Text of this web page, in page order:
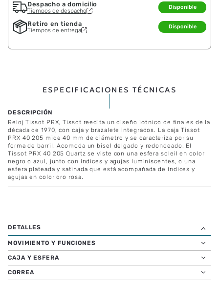
Despacho a domicilio
Tiempos de despacho
Disponible
Retiro en tienda
Tiempos de entrega
Disponible
ESPECIFICACIONES TÉCNICAS
Reloj Tissot PRX, Tissot reedita un diseño icónico de finales de la
década de 1970, con caja y brazalete integrados. La caja Tissot
PRX 40 205 mide 40 mm de diámetro y se caracteriza por su
forma de barril. Acomoda un bisel delgado y redondeado. El
Tissot PRX 40 205 Quartz se viste con una esfera soleil en color
negro o azul, junto con índices y agujas luminiscentes, o una
esfera plateada y satinada que está acompañada de índices y
agujas en color oro rosa.
MOVIMIENTO Y FUNCIONES
CAJA Y ESFERA
CORREA